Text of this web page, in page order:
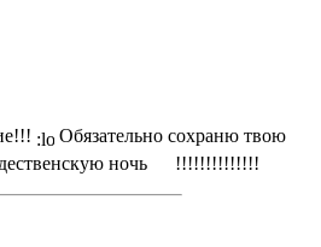
Обязательно сохраню твою
ночь
!!!!!!!!!!!!!!